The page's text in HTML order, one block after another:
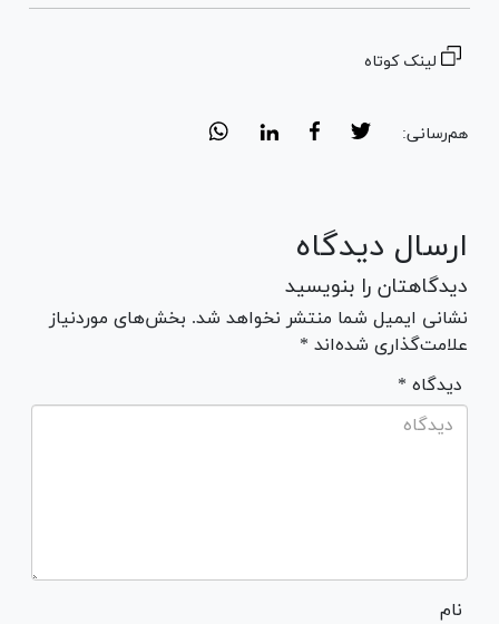
لینک کوتاه
هم‌رسانی:
ارسال دیدگاه
دیدگاهتان را بنویسید
نشانی ایمیل شما منتشر نخواهد شد. بخش‌های موردنیاز
علامت‌گذاری شده‌اند *
* دیدگاه
نام